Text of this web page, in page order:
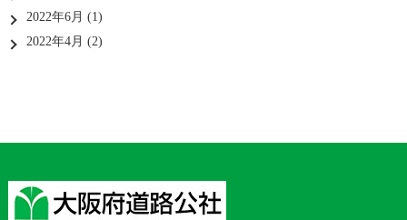
2022年6月 (1)
2022年4月 (2)